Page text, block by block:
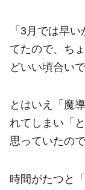
「3月では早
てたので、ち
どいい頃合い
とはいえ「魔
れてしまい「
思っていたの
時間がたつと